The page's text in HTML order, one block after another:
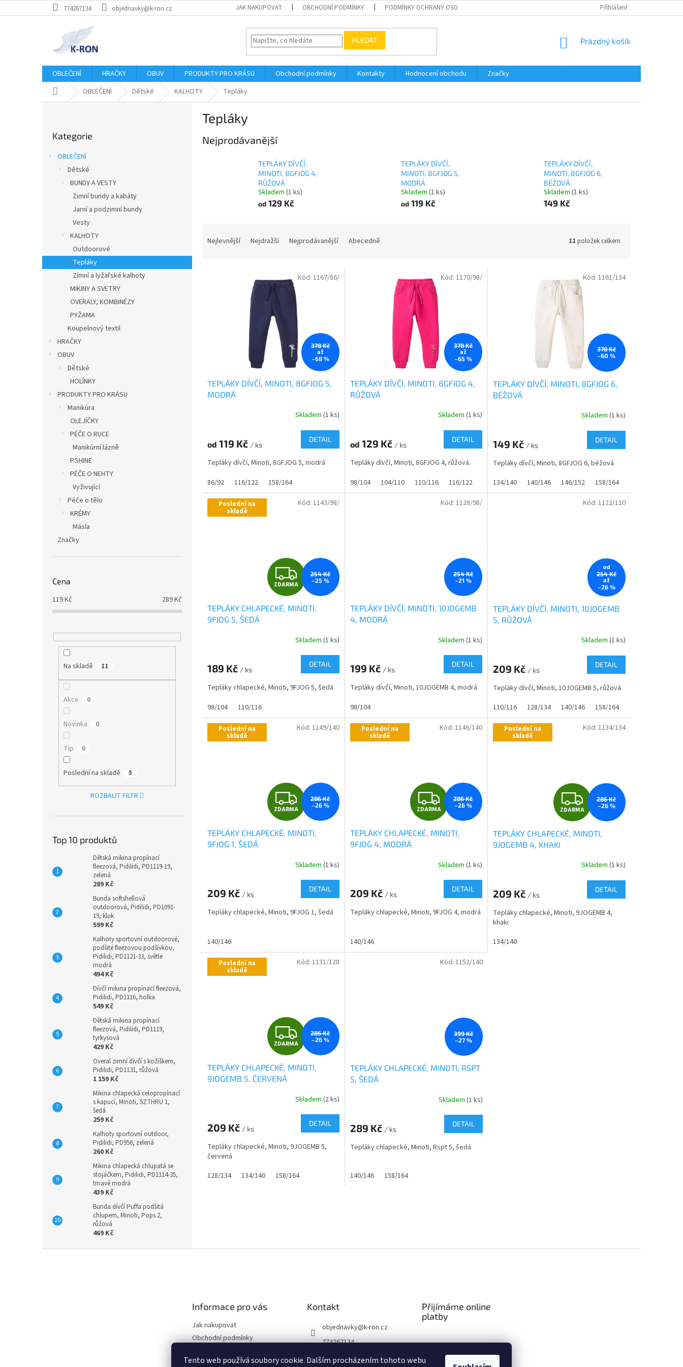
Tento web používá soubory cookie. Dalším procházením tohoto webu
na
774267134 objednavky@k-ron.cz JAK NAKUPOVAT OBCHODNÍ PODMÍNKY PODMÍNKY OCHRANY OSOBNÍCH ÚDAJŮ Přihlášení
HLEDAT
NÁKUPNÍ
Prázdný košík
OBLEČENÍ HRAČKY OBUV PRODUKTY PRO KRÁSU Obchodní podmínky Kontakty Hodnocení obchodu
Značky
Domů OBLEČENÍ Dětské KALHOTY Tepláky
l
kategorie
Kategorie
OBLEČENÍ
Dětské
BUNDY A VESTY
Zimní bundy a kabáty
Jarní a podzimní bundy
Vesty
KALHOTY
Outdoorové
Tepláky
Zimní a lyžařské kalhoty
MIKINY A SVETRY
OVERALY, KOMBINÉZY
PYŽAMA
Koupelnový textil
HRAČKY
OBUV
Dětské
HOLÍNKY
PRODUKTY PRO KRÁSU
Manikúra
OLEJÍČKY
PÉČE O RUCE
Manikúrní lázně
P.SHINE
PÉČE O NEHTY
Vyživující
Péče o tělo
KRÉMY
Másla
Značky
Cena
119Kč 289Kč
Na skladě 11
Akce 0
Novinka 0
Tip 0
Poslední na skladě 5
ROZBALIT FILTR
Top 10 produktů
Dětská mikina propínací
fleezová, Pidilidi, PD1119-19,
zelená
289 Kč
Bunda softshellová
outdoorová, Pidilidi, PD1091-
19, kluk
599 Kč
Kalhoty sportovní outdoorové,
podšité fleezovou podšívkou,
Pidilidi, PD1121-33, světle
modrá
494 Kč
Dívčí mikina propínací fleezová,
Pidilidi, PD1116, holka
549 Kč
Dětská mikina propínací
fleezová, Pidilidi, PD1119,
tyrkysová
429 Kč
Overal zimní dívčí s kožíškem,
Pidilidi, PD1131, růžová
1 159 Kč
Mikina chlapecká celopropínací
s kapucí, Minoti, 5ZTHRU 1,
šedá
259 Kč
Kalhoty sportovní outdoor,
Pidilidi, PD956, zelená
260 Kč
Mikina chlapecká chlupatá se
stojáčkem, Pidilidi, PD1114-35,
tmavě modrá
439 Kč
Bunda dívčí Puffa podšitá
chlupem, Minoti, Pops 2,
růžová
469 Kč
Tepláky
Nejprodávanější
TEPLÁKY DÍVČÍ,
MINOTI, 8GFJOG 4,
RŮŽOVÁ
Skladem (1 ks)
od 129 Kč
TEPLÁKY DÍVČÍ,
MINOTI, 8GFJOG 5,
MODRÁ
Skladem (1 ks)
od119 Kč
TEPLÁKY DÍVČÍ,
MINOTI, 8GFJOG 6,
BÉŽOVÁ
Skladem (1 ks)
149 Kč
Nejlevnější Nejdražší Nejprodávanější Abecedně 11 položek celkem
378 Kč
až
–68 %
TEPLÁKY DÍVČÍ, MINOTI, 8GFJOG 5,
MODRÁ
Skladem (1 ks)
od 119 Kč / ks
DETAIL
Tepláky dívčí, Minoti, 8GFJOG 5, modrá
86/92
116/122 158/164
Kód: 1167/86/
378 Kč
až
–65 %
TEPLÁKY DÍVČÍ, MINOTI, 8GFJOG 4,
RŮŽOVÁ
Skladem (1 ks)
od 129 Kč / ks
DETAIL
Tepláky dívčí, Minoti, 8GFJOG 4, růžová.
98/104
104/110 110/116 116/122 122/128 128/134 134/140 140/146 146/152
Kód: 1170/98/
378 Kč
–60 %
TEPLÁKY DÍVČÍ, MINOTI, 8GFJOG 6,
BÉŽOVÁ
Skladem (1 ks)
149 Kč / ks
DETAIL
Tepláky dívčí, Minoti, 8GFJOG 6, béžová
134/140
140/146 146/152 158/164
Kód: 1161/134
Poslední na
skladě
Z
D
A
R
M
A
ZDARMA
254 Kč
–25 %
TEPLÁKY CHLAPECKÉ, MINOTI,
9FJOG 5, ŠEDÁ
je
z
hvězdiček.
Skladem (1 ks)
189 Kč / ks
DETAIL
Tepláky chlapecké, Minoti, 9FJOG 5, šedá
98/104
110/116
Kód: 1143/98/
254 Kč
–21 %
TEPLÁKY DÍVČÍ, MINOTI, 10JOGEMB
4, MODRÁ
Skladem (1 ks)
199 Kč / ks
DETAIL
Tepláky dívčí, Minoti, 10JOGEMB 4, modrá
98/104
Kód: 1128/98/
od
254 Kč
až
–26 %
TEPLÁKY DÍVČÍ, MINOTI, 10JOGEMB
5, RŮŽOVÁ
Skladem (1 ks)
209 Kč / ks
DETAIL
Tepláky dívčí, Minoti, 10JOGEMB 5, růžová
110/116
128/134 140/146 158/164
Kód: 1122/110
Poslední na
skladě
Z
D
A
R
M
A
ZDARMA
286 Kč
–26 %
TEPLÁKY CHLAPECKÉ, MINOTI,
9FJOG 1, ŠEDÁ
Skladem (1 ks)
209 Kč / ks
DETAIL
Tepláky chlapecké, Minoti, 9FJOG 1, šedá
140/146
Kód: 1149/140 Poslední na
skladě
Z
D
A
R
M
A
ZDARMA
286 Kč
–26 %
TEPLÁKY CHLAPECKÉ, MINOTI,
9FJOG 4, MODRÁ
je
z
Skladem (1 ks)
209 Kč / ks
DETAIL
Tepláky chlapecké, Minoti, 9FJOG 4, modrá
140/146
Kód: 1146/140 Poslední na
skladě
Z
D
A
R
M
A
ZDARMA
286 Kč
–26 %
TEPLÁKY CHLAPECKÉ, MINOTI,
9JOGEMB 4, KHAKI
Skladem (1 ks)
209 Kč / ks
DETAIL
Tepláky chlapecké, Minoti, 9JOGEMB 4,
khaki
134/140
Kód: 1134/134
Poslední na
skladě
Z
D
A
R
M
A
ZDARMA
286 Kč
–26 %
TEPLÁKY CHLAPECKÉ, MINOTI,
9JOGEMB 5, ČERVENÁ
je
z
5
Skladem (2 ks)
209 Kč / ks
DETAIL
Tepláky chlapecké, Minoti, 9JOGEMB 5,
červená
128/134
134/140 158/164
Kód: 1131/128
399 Kč
–27 %
TEPLÁKY CHLAPECKÉ, MINOTI, RSPT
5, ŠEDÁ
Skladem (1 ks)
289 Kč / ks
DETAIL
Tepláky chlapecké, Minoti, Rspt 5, šedá
140/146 158/164
Kód: 1152/140
a
p
s
Informace pro vás
Jak nakupovat
Obchodní podmínky
údajů
Kontakt
objednavky@k-ron.cz
774267134
774267134
Přijímáme online
platby